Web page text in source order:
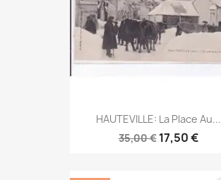
HAUTEVILLE: La Place Au...
35,00 € 17,50 €